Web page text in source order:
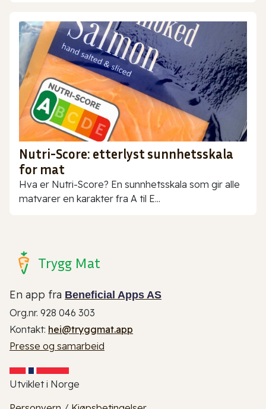
Nutri-Score: etterlyst sunnhetsskala
for mat
Hva er Nutri-Score? En sunnhetsskala som gir alle
matvarer en karakter fra A til E...
Trygg Mat
En app fra Beneficial Apps AS
Org.nr. 928 046 303
Kontakt: hei@tryggmat.app
Presse og samarbeid
Utviklet i Norge